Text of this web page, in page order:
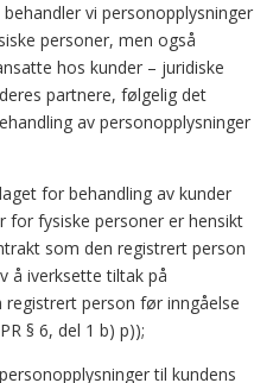
vi personopplysninger
personer, men også
hos kunder – juridiske
partnere, følgelig det
av personopplysninger
for behandling av kunder
for fysiske personer er hensikt
som den registrert person
å iverksette tiltak på
person før inngåelse
§ 6, del 1 b) p));
til kundens